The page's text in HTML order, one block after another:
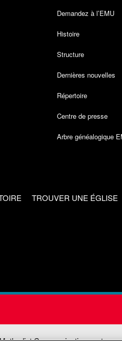
Demandez à l’EMU
Histoire
Structure
Dernières nouvelles
Répertoire
Centre de presse
Arbre généalogique
TROUVER UNE ÉGLISE
Communications est une